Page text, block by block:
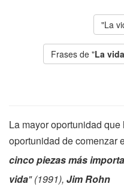
"La
Frases de "La
La mayor oportunidad
oportunidad de comenzar
cinco piezas más
vida" (1991), Jim Rohn